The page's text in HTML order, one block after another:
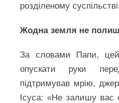
розділеному
Жодна земля не
За словами Папи,
опускати руки
підтримував мрію,
Ісуса: «Не залишу вас